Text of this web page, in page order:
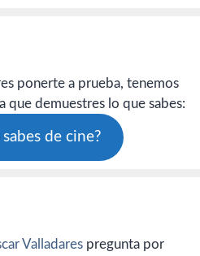
ponerte a prueba, tenemos
que demuestres lo que sabes:
de cine?
Valladares pregunta por